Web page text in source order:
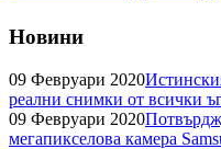
Новини
09 Февруари 2020
реални снимки от всички
09 Февруари 2020
мегапикселова камера